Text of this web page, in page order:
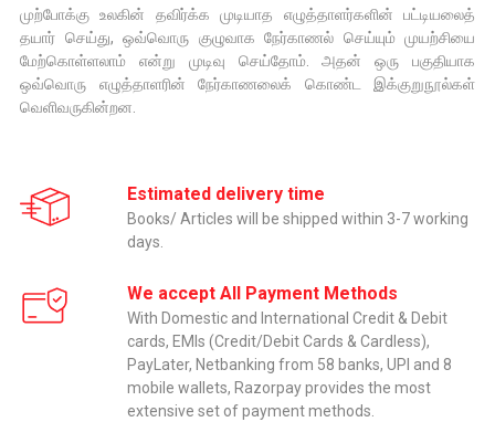
முற்போக்கு உலகின் தவிர்க்க முடியாத எழுத்தாளர்களின் பட்டியலைத்
தயார் செய்து, ஒவ்வொரு குழுவாக நேர்காணல் செய்யும் முயற்சியை
மேற்கொள்ளலாம் என்று முடிவு செய்தோம். அதன் ஒரு பகுதியாக
ஒவ்வொரு எழுத்தாளரின் நேர்காணலைக் கொண்ட இக்குறுநூல்கள்
வெளிவருகின்றன.
Estimated delivery time
Books/ Articles will be shipped within 3-7 working
days.
We accept All Payment Methods
With Domestic and International Credit & Debit
cards, EMIs (Credit/Debit Cards & Cardless),
PayLater, Netbanking from 58 banks, UPI and 8
mobile wallets, Razorpay provides the most
extensive set of payment methods.